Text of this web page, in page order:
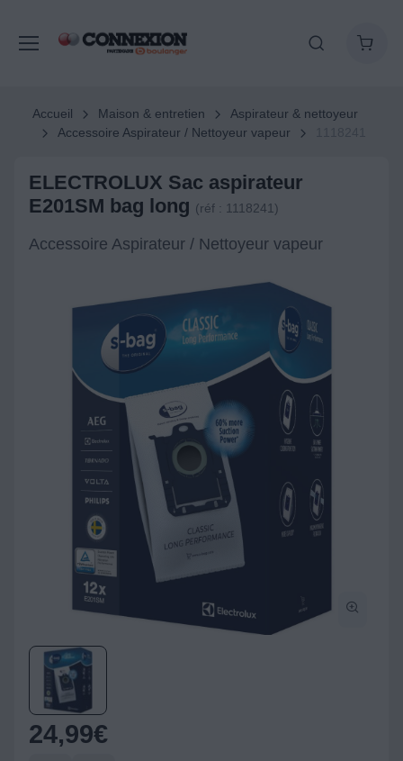
Accueil Maison & entretien
Aspirateur & nettoyeur
Accessoire Aspirateur / Nettoyeur vapeur
ELECTROLUX Sac aspirateur
E201SM bag long (réf : 1118241)
Accessoire Aspirateur / Nettoyeur vapeur
24,99€